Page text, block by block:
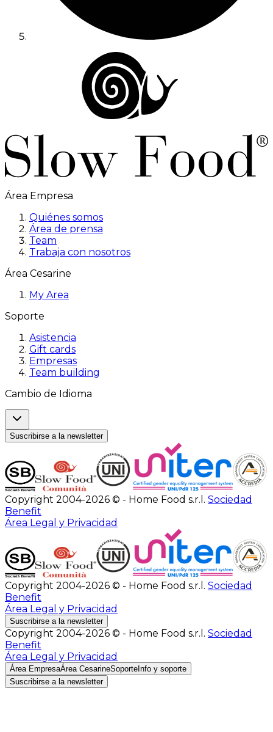
Área Empresa
Quiénes somos
Área de prensa
Team
Trabaja con nosotros
Área Cesarine
My Area
Soporte
Asistencia
Gift cards
Empresas
Team building
Cambio de Idioma
Suscribirse a la newsletter
Copyright 2004-2026 © - Home Food s.r.l. Sociedad
Benefit
Área Legal y Privacidad
Copyright 2004-2026 © - Home Food s.r.l. Sociedad
Benefit
Área Legal y Privacidad
Suscribirse a la newsletter
Copyright 2004-2026 © - Home Food s.r.l. Sociedad
Benefit
Área Legal y Privacidad
Área EmpresaÁrea CesarineSoporte Info y soporte
Suscribirse a la newsletter